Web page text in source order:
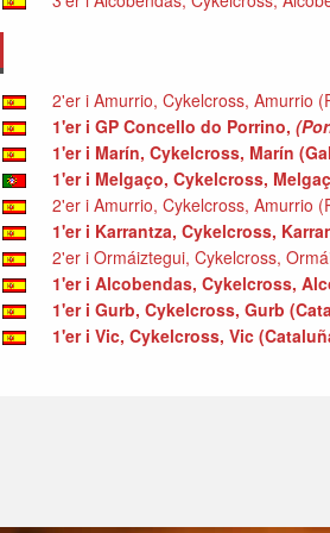
2'er i Amurrio, Cykelcross, Amurrio
1'er i GP Concello do Porrino,
1'er i Marín, Cykelcross, Marín
1'er i Melgaço, Cykelcross,
2'er i Amurrio, Cykelcross, Amurrio
1'er i Karrantza, Cykelcross,
2'er i Ormáiztegui, Cykelcross,
1'er i Alcobendas, Cykelcross,
1'er i Gurb, Cykelcross, Gurb
1'er i Vic, Cykelcross, Vic